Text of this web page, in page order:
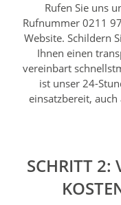
Rufen Sie uns
Rufnummer 0211
Website. Schildern
Ihnen einen
vereinbart
ist unser 24-
einsatzbereit,
SCHRITT 2: